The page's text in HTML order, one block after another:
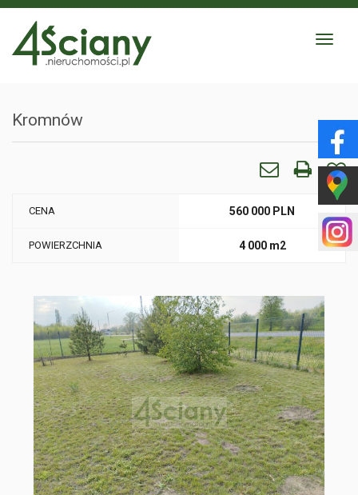
Toggle
Kromnów
CENA 560 000 PLN
POWIERZCHNIA 4 000 m2